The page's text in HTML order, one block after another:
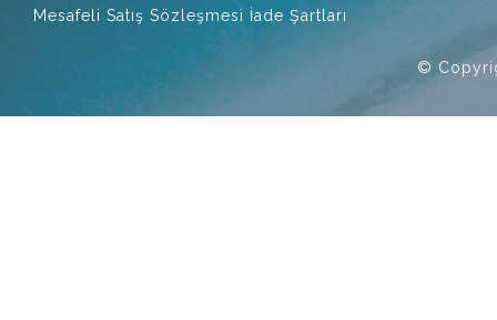
Mesafeli Satış Sözleşmesi İade Şartları
©